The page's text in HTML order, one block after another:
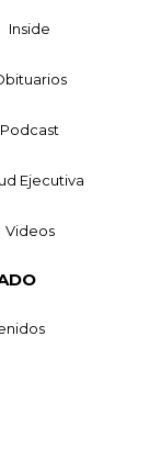
Inside
Podcast
Ejecutiva
Videos